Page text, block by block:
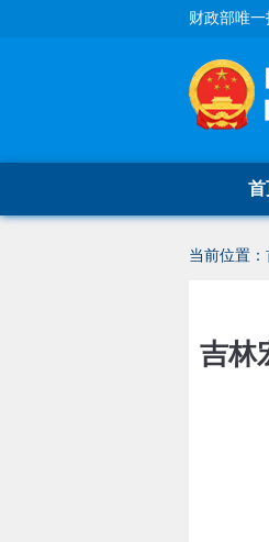
财政部唯
首
当前位置：
吉林